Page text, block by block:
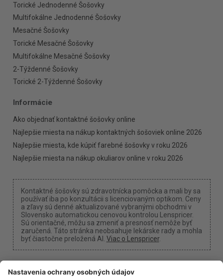
Torické Jednodenné Šošovky
Multifokálne Jednodenné Šošovky
Mesačné Šošovky
Torické Mesačné Šošovky
Multifokálne Mesačné Šošovky
2-Týždenné Šošovky
Torické 2-Týždenné Šošovky
Informácie
Ako objednať kontaktné šošovky online
Najlepšie miesta na nákup kontaktných šošoviek online 2026
Najlepšie miesta, kde kúpiť farebné šošovky v roku 2026
Najlepšie miesta na nákup okuliarov online v roku 2026
Kontaktné šošovky sú zdravotnícka pomôcka a mali by sa
používať iba po konzultácii s licenciovaným optikom. Ceny
a zľavy sú denné aktualizované vybranými obchodmi v
Slovensko automatickou cenovou kontrolou Lenspricer.
Sú orientačné, môžu sa zmeniť a presnosť nemôže byť
zaručená. Táto stránka neobsahuje lekárske rady a mohla
byť čiastočne preložená AI. Viac o Lenspricer.